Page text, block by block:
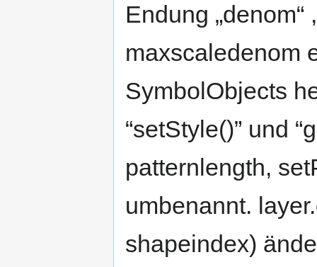
Endung
maxscaledenom
SymbolObjects
“setStyle()” und
patternlength,
umbenannt.
shapeindex)